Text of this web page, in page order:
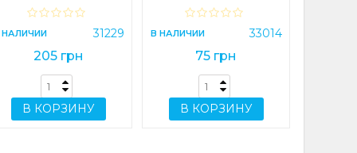
100W 2m White
(P10381400211-01)
НАЛИЧИИ 31229
205 грн
В КОРЗИНУ
В НАЛИЧИИ 33014
75 грн
В КОРЗИНУ